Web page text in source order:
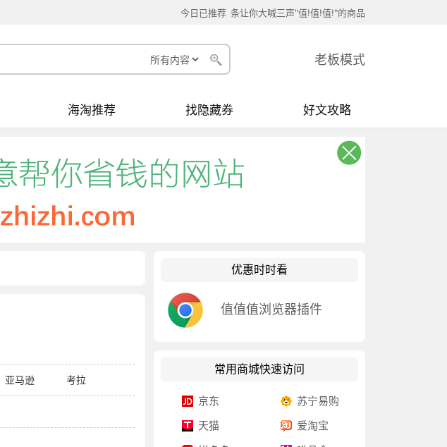
今日已推荐 条让你大喊三声"值!值!值!"的商品
老板模式
海淘推荐 找隐藏券 好文攻略
亚马逊 考拉
优惠时时看
值值值浏览器插件
常用商城快速访问
京东
苏宁易购
天猫
爱淘宝